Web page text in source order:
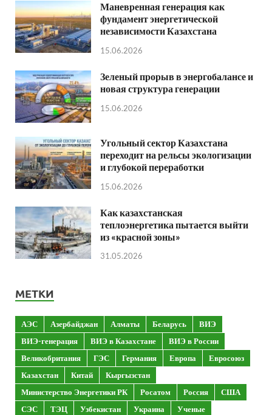
Маневренная генерация как
фундамент энергетической
независимости Казахстана
15.06.2026
Зеленый прорыв в энергобалансе и
новая структура генерации
15.06.2026
Угольный сектор Казахстана
переходит на рельсы экологизации
и глубокой переработки
15.06.2026
Как казахстанская
теплоэнергетика пытается выйти
из «красной зоны»
31.05.2026
МЕТКИ
АЭС Азербайджан Алматы Беларусь
ВИЭ
ВИЭ-генерация
ВИЭ в Казахстане
ВИЭ в России
Великобритания
ГЭС Германия Европа
Евросоюз
Казахстан
Китай
Кыргызстан
Министерство Энергетики РК
Росатом Россия
США
СЭС
ТЭЦ Узбекистан Украина
Ученые